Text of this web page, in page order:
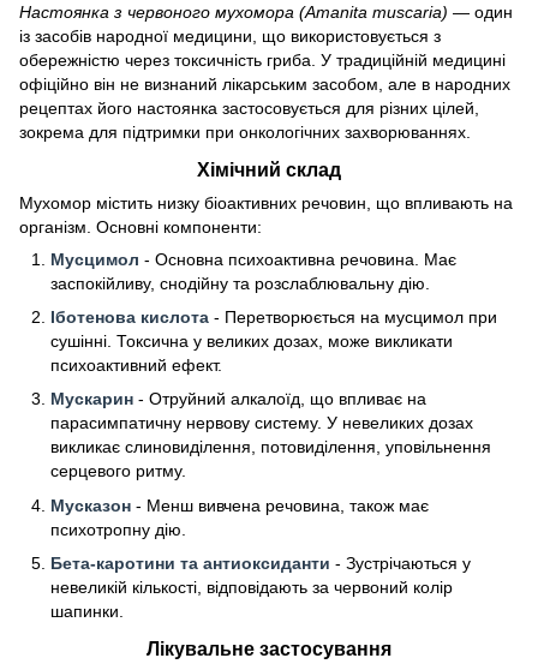
Настоянка з червоного мухомора (Amanita muscaria) — один
із засобів народної медицини, що використовується з
обережністю через токсичність гриба. У традиційній медицині
офіційно він не визнаний лікарським засобом, але в народних
рецептах його настоянка застосовується для різних цілей,
зокрема для підтримки при онкологічних захворюваннях.
Хімічний склад
Мухомор містить низку біоактивних речовин, що впливають на
організм. Основні компоненти:
Мусцимол - Основна психоактивна речовина. Має
заспокійливу, снодійну та розслаблювальну дію.
Іботенова кислота - Перетворюється на мусцимол при
сушінні. Токсична у великих дозах, може викликати
психоактивний ефект.
Мускарин - Отруйний алкалоїд, що впливає на
парасимпатичну нервову систему. У невеликих дозах
викликає слиновиділення, потовиділення, уповільнення
серцевого ритму.
Мусказон - Менш вивчена речовина, також має
психотропну дію.
Бета-каротини та антиоксиданти - Зустрічаються у
невеликій кількості, відповідають за червоний колір
шапинки.
Лікувальне застосування